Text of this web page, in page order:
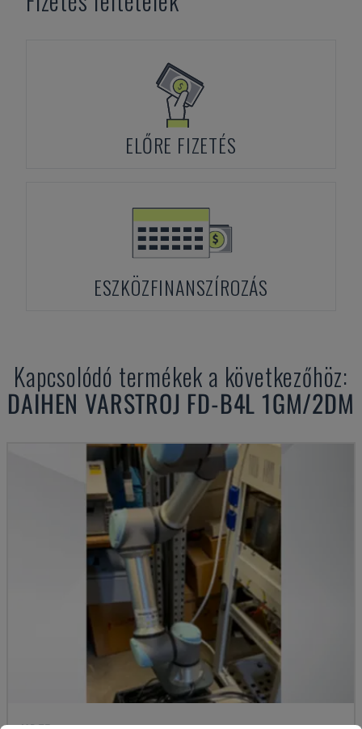
ELŐRE FIZETÉS
ESZKÖZFINANSZÍROZÁS
Kapcsolódó termékek a következőhöz:
DAIHEN VARSTROJ FD-B4L 1GM/2DM